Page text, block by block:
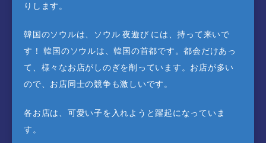
りします。
韓国のソウルは、ソウル 夜遊び には、持って来いで
す！ 韓国のソウルは、韓国の首都です。都会だけあっ
て、様々なお店がしのぎを削っています。お店が多い
ので、お店同士の競争も激しいです。
各お店は、可愛い子を入れようと躍起になっていま
す。